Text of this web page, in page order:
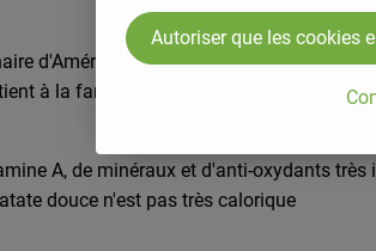
d'Amérique du sud très souvent
à la famille des féculents.
A, de minéraux et d'anti-oxydants
douce n'est pas très calorique
Autoriser que les cookies